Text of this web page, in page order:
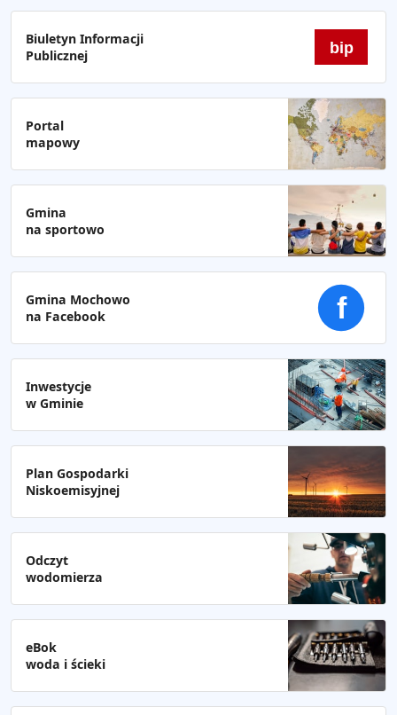
Biuletyn Informacji
Publicznej
bip
Portal
mapowy
Gmina
na sportowo
Gmina Mochowo
na Facebook
f
Inwestycje
w Gminie
Plan Gospodarki
Niskoemisyjnej
Odczyt
wodomierza
eBok
woda i ścieki